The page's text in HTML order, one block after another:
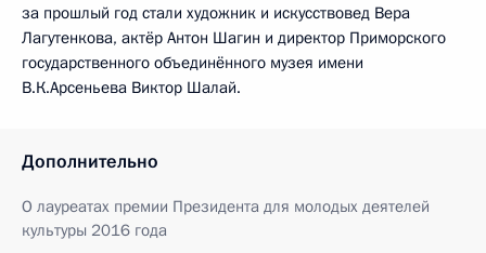
за прошлый год стали художник и искусствовед Вера
Лагутенкова, актёр Антон Шагин и директор Приморского
государственного объединённого музея имени
В.К.Арсеньева Виктор Шалай.
Дополнительно
О лауреатах премии Президента для молодых деятелей
культуры 2016 года